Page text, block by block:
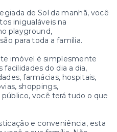
de Sol da manhã, você
inigualáveis na
playground,
para toda a família.
imóvel é simplesmente
do dia a dia,
farmácias, hospitais,
shoppings,
você terá tudo o que
e conveniência, esta